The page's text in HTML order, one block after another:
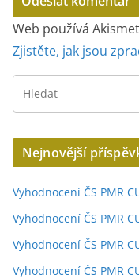
Web používá
Zjistěte, jak jsou
Nejnovější
Vyhodnocení ČS PMR
Vyhodnocení ČS PMR
Vyhodnocení ČS PMR
Vyhodnocení ČS PMR